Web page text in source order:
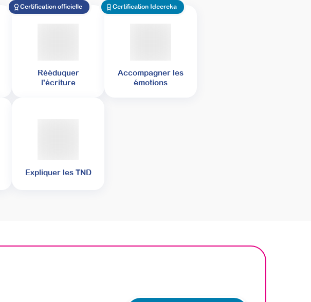
Certification officielle
Rééduquer
l'écriture
Certification Ideereka
Accompagner les
émotions
Expliquer les TND